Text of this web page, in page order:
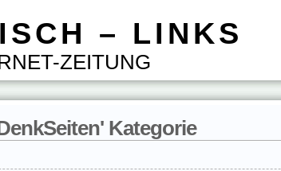
– LINKS
ZEITUNG
Kategorie